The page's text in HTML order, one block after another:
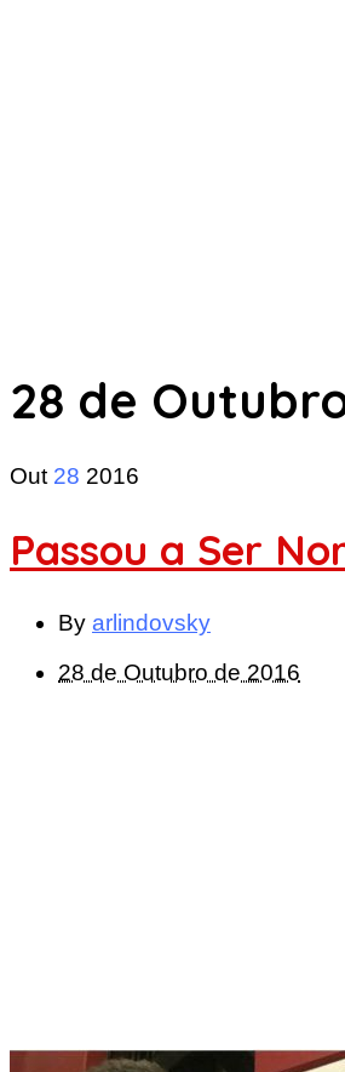
28 de
Out 28 2016
Passou a Ser
By arlindovsky
28 de Outubro de 2016